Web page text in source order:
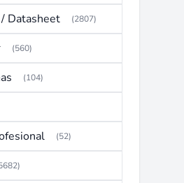
Datasheet (2807)
(560)
(104)
(52)